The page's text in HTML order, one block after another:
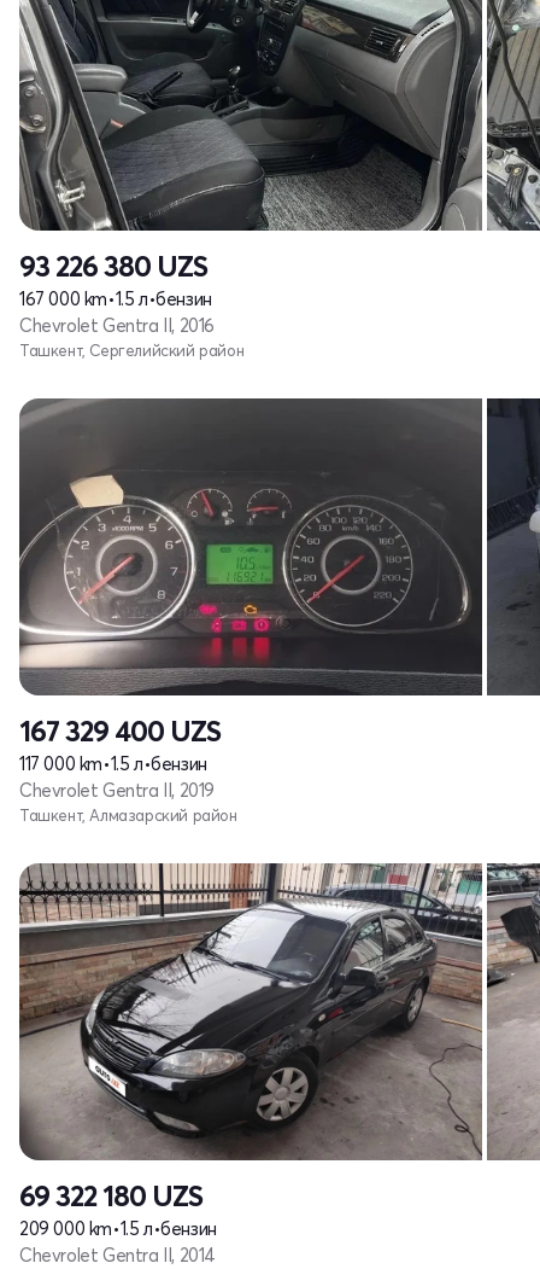
93 226 380 UZS
167 000 km•1.5 л•бензин
Chevrolet Gentra II, 2016
Ташкент, Сергелийский район
167 329 400 UZS
117 000 km•1.5 л•бензин
Chevrolet Gentra II, 2019
Ташкент, Алмазарский район
69 322 180 UZS
209 000 km•1.5 л•бензин
Chevrolet Gentra II, 2014